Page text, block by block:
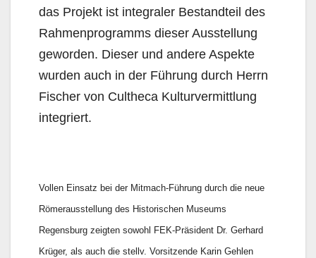
das Projekt ist integraler Bestandteil des
Rahmenprogramms dieser Ausstellung
geworden. Dieser und andere Aspekte
wurden auch in der Führung durch Herrn
Fischer von Cultheca Kulturvermittlung
integriert.
Vollen Einsatz bei der Mitmach-Führung durch die neue
Römerausstellung des Historischen Museums
Regensburg zeigten sowohl FEK-Präsident Dr. Gerhard
Krüger, als auch die stellv. Vorsitzende Karin Gehlen